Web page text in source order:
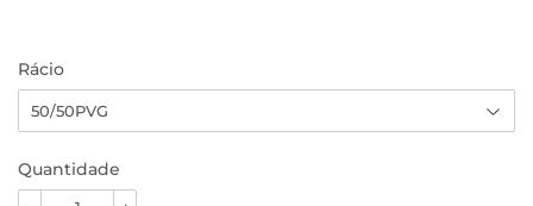
Rácio
Quantidade